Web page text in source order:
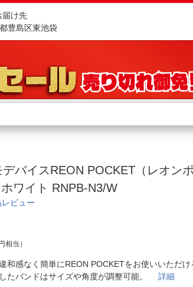
届け先
豊島区東池袋
がす
からさがす
ポート
ド
問・お問合せ
店
ネ
店
法
バイスREON POCKET（レオンポ
ワイト RNPB-N3/W
ビュー
相当）
和感なく簡単にREON POCKETをお使いいただけ
たバンドはサイズや角度が調整可能。詳細